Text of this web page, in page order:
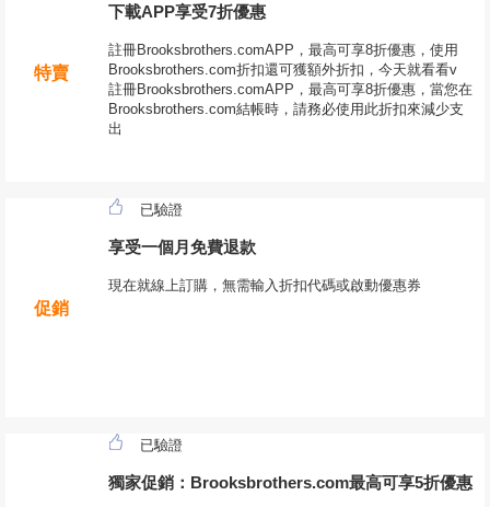
特賣
下載APP享受7折優惠
註冊Brooksbrothers.comAPP，最高可享8折優惠，使用
Brooksbrothers.com折扣還可獲額外折扣，今天就看看v
註冊Brooksbrothers.comAPP，最高可享8折優惠，當您在
Brooksbrothers.com結帳時，請務必使用此折扣來減少支
出
促銷
已驗證
享受一個月免費退款
現在就線上訂購，無需輸入折扣代碼或啟動優惠券
已驗證
獨家促銷：Brooksbrothers.com最高可享5折優惠